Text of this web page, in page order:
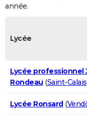
Bricolage
Lifestyle
Culture
Sport
Auto
Television
Voyage
Cinema
année.
Lycée
Lycée professionnel
Rondeau (Saint-Calais
Lycée Ronsard(